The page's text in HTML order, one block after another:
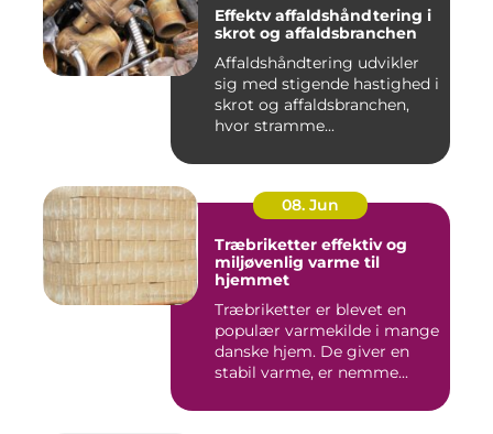
Effektv affaldshåndtering i
skrot og affaldsbranchen
Affaldshåndtering udvikler
sig med stigende hastighed i
skrot og affaldsbranchen,
hvor stramme...
08. Jun
Træbriketter effektiv og
miljøvenlig varme til
hjemmet
Træbriketter er blevet en
populær varmekilde i mange
danske hjem. De giver en
stabil varme, er nemme...